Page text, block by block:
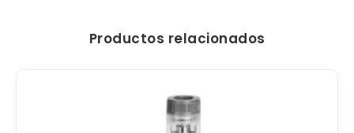
Productos relacionados